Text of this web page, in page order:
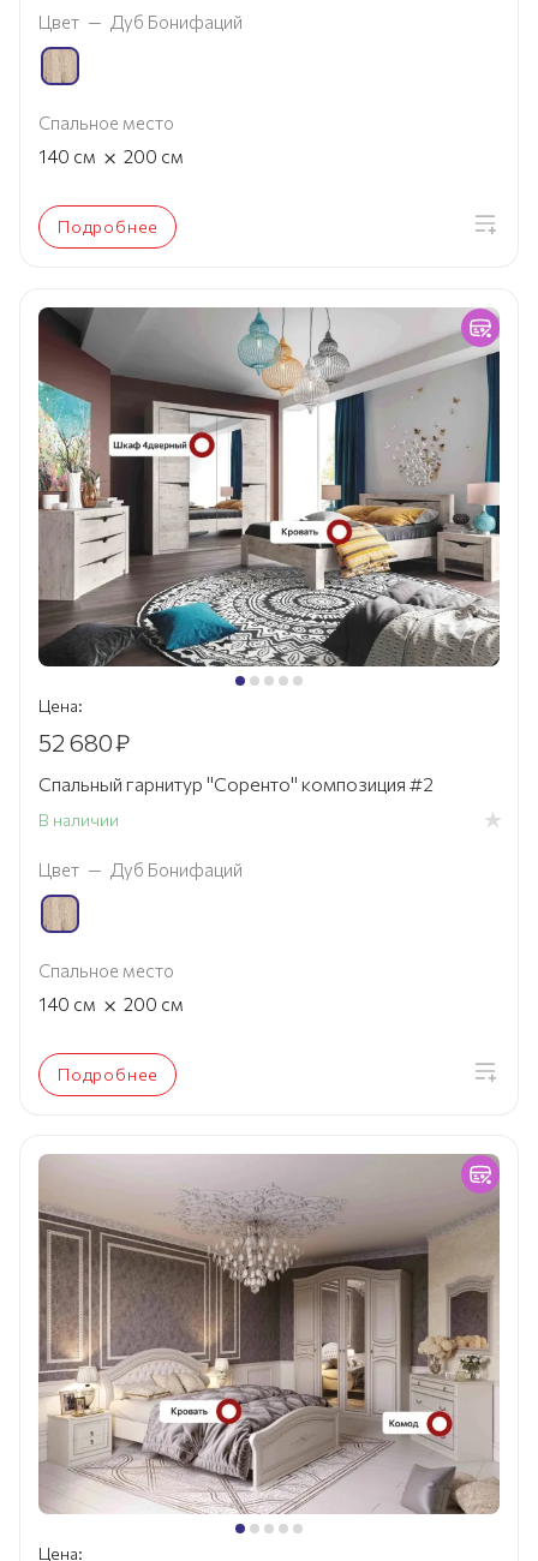
Цвет — Дуб Бонифаций
Спальное место
140 см × 200 см
Подробнее
Цена:
52 680₽
Спальный гарнитур "Соренто" композиция #2
В наличии
Цвет — Дуб Бонифаций
Спальное место
140 см × 200 см
Подробнее
Цена: